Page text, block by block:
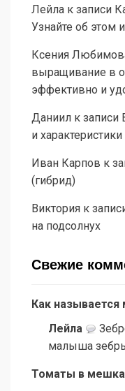
Лейла к записи
Узнайте об этом
Ксения
выращивание в
эффективно и
Даниил к записи
и характеристики
Иван Карпов к
(гибрид)
Виктория к
на подсолнух
Свежие
Как
Лейла
малыша
Томаты в